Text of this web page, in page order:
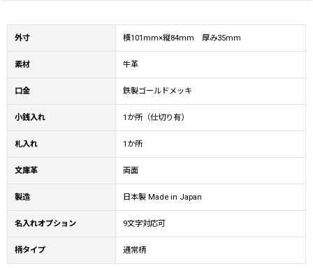
外寸 横101mm×縦84mm 厚み35mm
素材 牛革
口金 鉄製ゴールドメッキ
小銭入れ 1か所（仕切り有）
札入れ 1か所
文庫革 両面
製造 日本製 Made in Japan
名入れオプション 9文字対応可
柄タイプ 通常柄